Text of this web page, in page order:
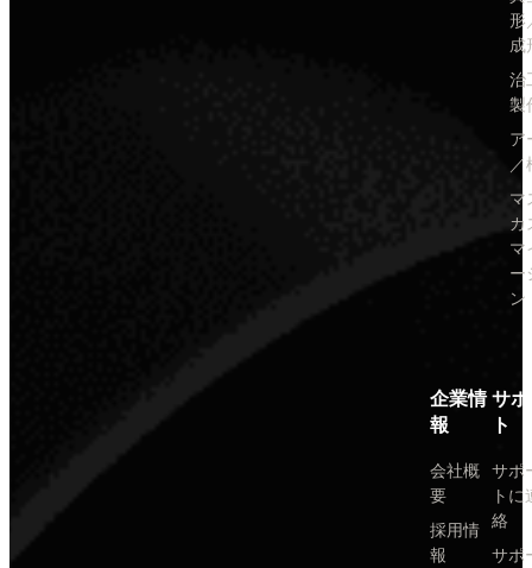
形
成
治
製
ア
／
マ
カ
マ
ー
ン
企業情
報
会社概
要
採用情
報
サ
ト
サポ
トに
絡
サポ